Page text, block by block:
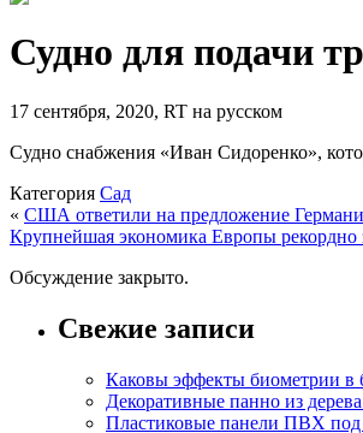
Судно для подачи
17 сентября, 2020, RT на русском
Судно снабжения «Иван Сидоренко»,
Категория Сад
« США ответили на предложение
Крупнейшая экономика Европы рекордно
Обсуждение закрыто.
Свежие записи
Каковы эффекты биометрии в
Декоративные панно из
Пластиковые панели ПВХ под